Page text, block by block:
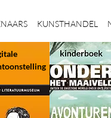
KUNSTHANDEL